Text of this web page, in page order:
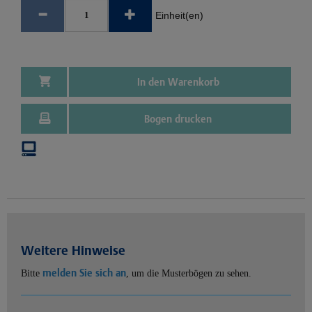
Einheit(en)
In den Warenkorb
Bogen drucken
Weitere Hinweise
Bitte melden Sie sich an, um die Musterbögen zu sehen.